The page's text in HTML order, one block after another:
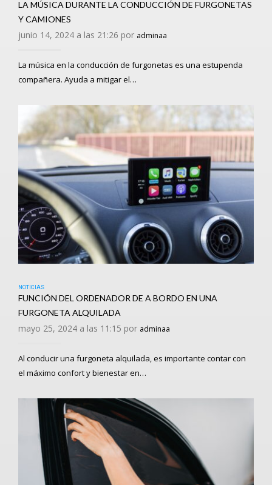
LA MÚSICA DURANTE LA CONDUCCIÓN DE FURGONETAS
Y CAMIONES
junio 14, 2024 a las 21:26 por adminaa
La música en la conducción de furgonetas es una estupenda
compañera. Ayuda a mitigar el…
NOTICIAS
FUNCIÓN DEL ORDENADOR DE A BORDO EN UNA
FURGONETA ALQUILADA
mayo 25, 2024 a las 11:15 por adminaa
Al conducir una furgoneta alquilada, es importante contar con
el máximo confort y bienestar en…